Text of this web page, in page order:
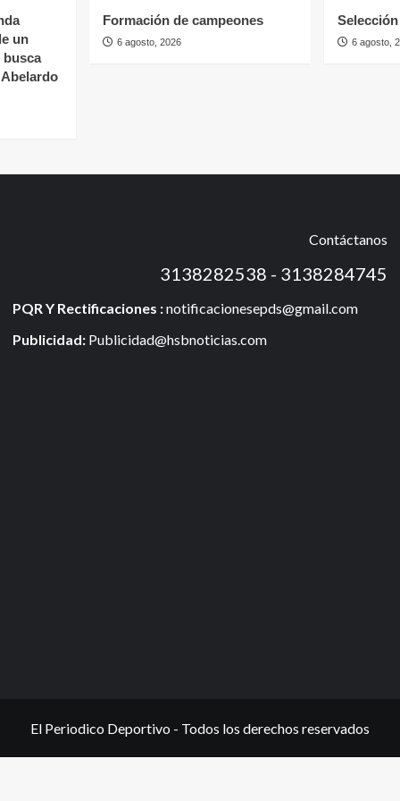
un
busca
Formación de campeones
6 agosto, 2026 6 agosto,
Contáctanos
3138282538 - 3138284745
PQR Y Rectificaciones :notificacionesepds@gmail.com
Publicidad: Publicidad@hsbnoticias.com